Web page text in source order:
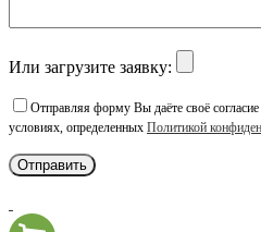
Или загрузите заявку:
Отправляя форму Вы даёте своё
условиях, определенных Политикой